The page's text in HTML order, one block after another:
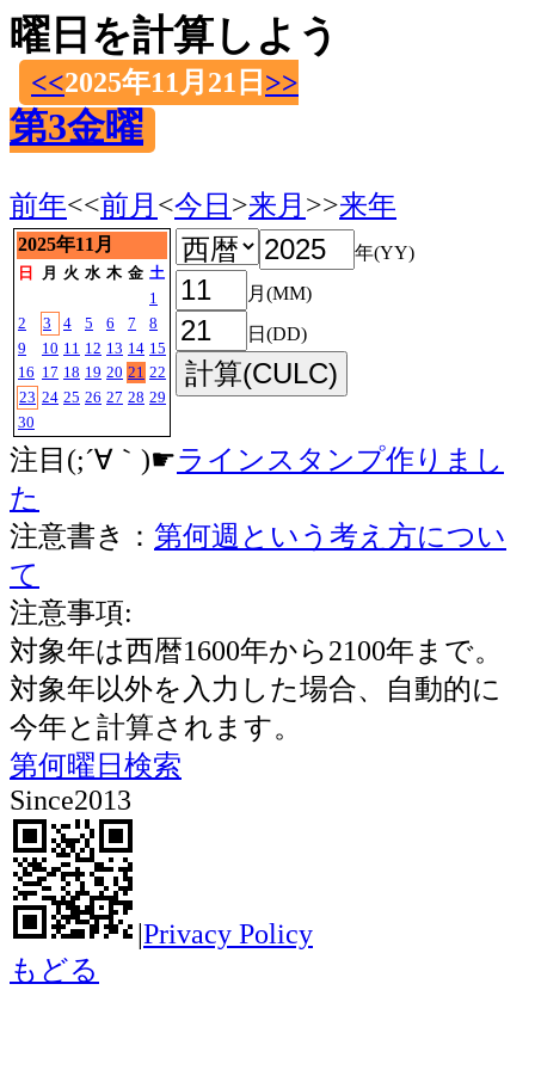
曜日を計算しよう
<<2025年11月21日 >>
第3金曜
前年<<前月 <今日 >来月 >>来年
2025年11月
日 月 火 水 木 金 土
1
2
3 4 5 6 7
8
9
10 11 12 13 14 15
16 17 18 19 20 21 22
23 24 25 26 27 28 29
30
年(YY)
月(MM)
日(DD)
注目(;´∀｀)☛ラインスタンプ作りまし
た
注意書き： 第何週という考え方につい
て
注意事項:
対象年は西暦1600年から2100年まで。
対象年以外を入力した場合、自動的に
今年と計算されます。
第何曜日検索
Since2013
|Privacy Policy
もどる